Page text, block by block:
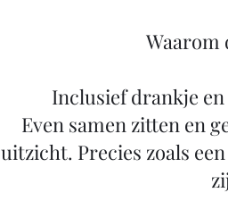
Waarom
Inclusief drankje
Even samen zitten en
uitzicht. Precies zoals